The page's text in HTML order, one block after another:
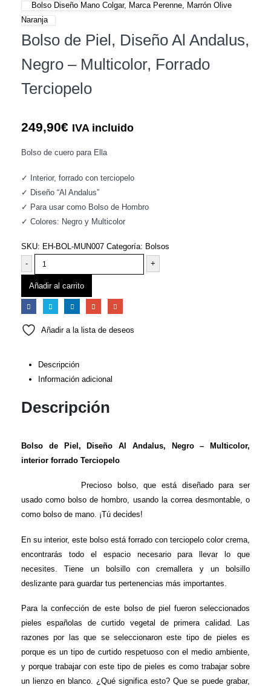
Bolso Diseño Mano Colgar, Marca Perenne, Marrón Olive
Naranja
Bolso de Piel, Diseño Al Andalus,
Negro – Multicolor, Forrado
Terciopelo
249,90€ IVA incluido
Bolso de cuero para Ella
✓ Interior, forrado con terciopelo
✓ Diseño “Al Andalus”
✓ Para usar como Bolso de Hombro
✓ Colores: Negro y Multicolor
SKU: EH-BOL-MUN007 Categoría: Bolsos
-
+
Añadir al carrito
Añadir a la lista de deseos
Descripción
Información adicional
Descripción
Bolso de Piel, Diseño Al Andalus, Negro – Multicolor,
interior forrado Terciopelo
Precioso bolso, que está diseñado para ser
usado como bolso de hombro, usando la correa desmontable, o
como bolso de mano. ¡Tú decides!
En su interior, este bolso está forrado con terciopelo color crema,
encontrarás todo el espacio necesario para llevar lo que
necesites. Tiene un bolsillo con cremallera y un bolsillo
deslizante para guardar tus pertenencias más importantes.
Para la confección de este bolso de piel fueron seleccionados
pieles españolas de curtido vegetal de primera calidad. Las
razones por las que se seleccionaron este tipo de pieles es
porque es un tipo de curtido respetuoso con el medio ambiente,
y porque trabajar con este tipo de pieles es como trabajar sobre
un lienzo en blanco. ¿Qué significa esto? Que se puede grabar,